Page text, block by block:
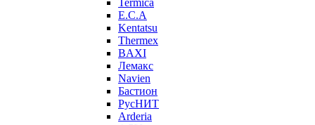
Termica
E.C.A
Kentatsu
Thermex
BAXI
Лемакс
Navien
Бастион
РусНИТ
Arderia